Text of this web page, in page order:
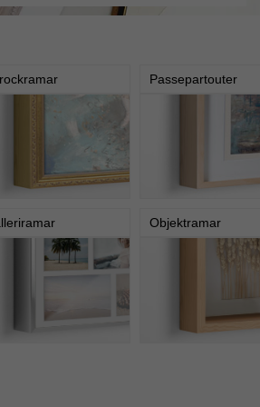
Passepartouter
Objektramar